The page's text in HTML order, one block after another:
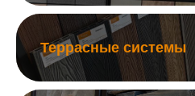
Террасные системы